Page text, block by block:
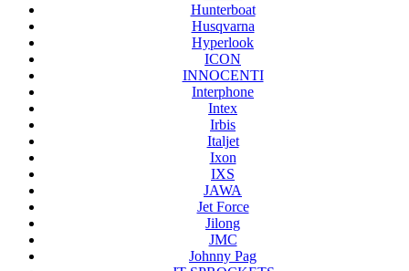
Hunterboat
Husqvarna
Hyperlook
ICON
INNOCENTI
Interphone
Intex
Irbis
Italjet
Ixon
IXS
JAWA
Jet Force
Jilong
JMC
Johnny Pag